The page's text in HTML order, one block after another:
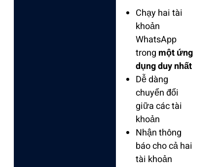
Chạy hai tài
khoản
WhatsApp
trong một ứng
dụng duy nhất
Dễ dàng
chuyển đổi
giữa các tài
khoản
Nhận thông
báo cho cả hai
tài khoản